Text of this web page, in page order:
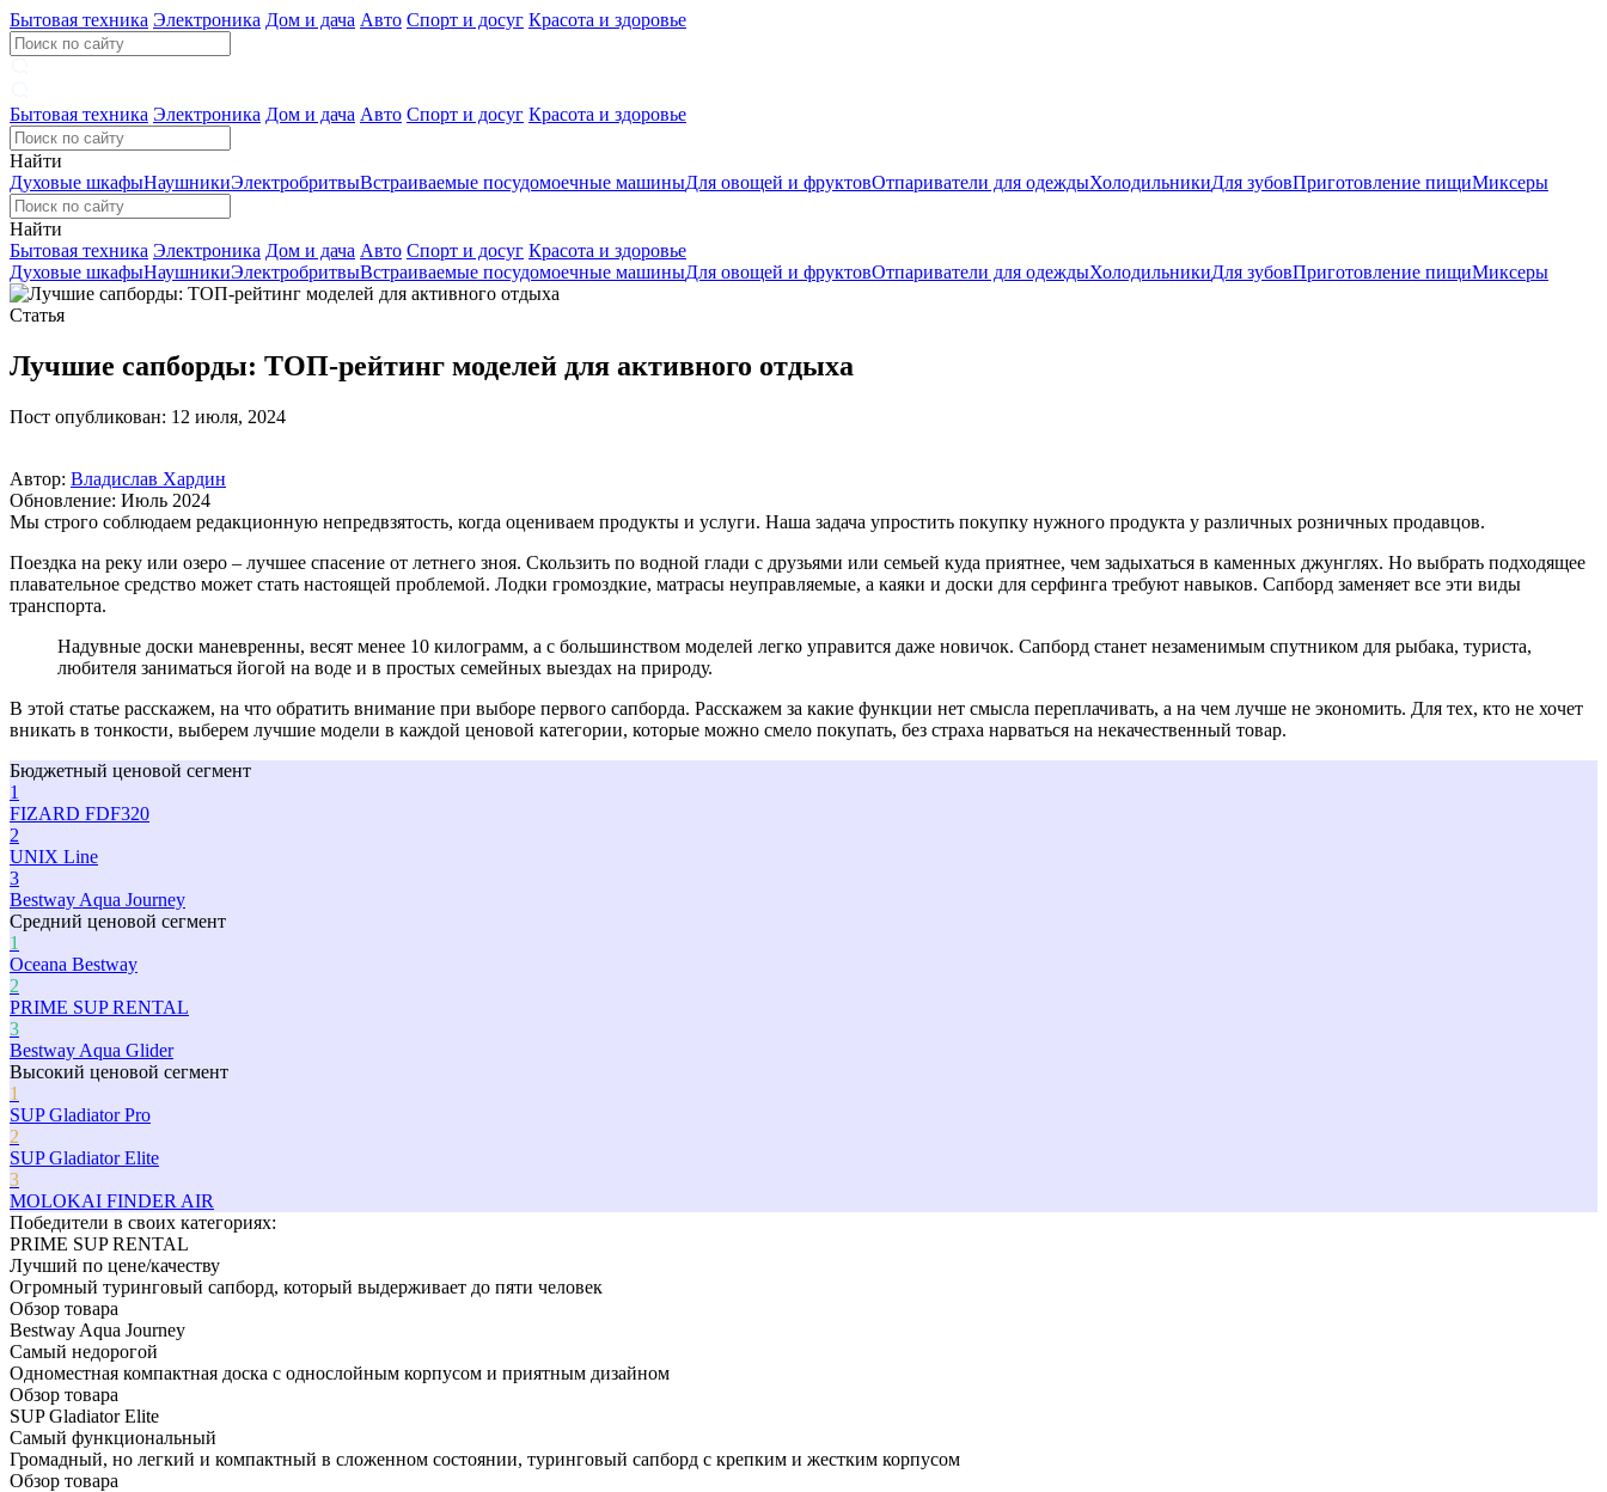
Бытовая техника Электроника Дом и дача Авто Спорт и досуг Красота и здоровье
Бытовая техника Электроника Дом и дача Авто Спорт и досуг Красота и здоровье
Найти
Духовые шкафыНаушникиЭлектробритвыВстраиваемые посудомоечные машиныДля овощей и фруктовОтпариватели для одеждыХолодильникиДля зубовПриготовление пищиМиксеры
Найти
Бытовая техника Электроника Дом и дача Авто Спорт и досуг Красота и здоровье
Духовые шкафыНаушникиЭлектробритвыВстраиваемые посудомоечные машиныДля овощей и фруктовОтпариватели для одеждыХолодильникиДля зубовПриготовление пищиМиксеры
Статья
Лучшие сапборды: ТОП-рейтинг моделей для активного отдыха
Пост опубликован: 12 июля, 2024
Автор: Владислав Хардин
Обновление: Июль 2024
Мы строго соблюдаем редакционную непредвзятость, когда оцениваем продукты и услуги. Наша задача упростить покупку нужного продукта у различных розничных продавцов.
Поездка на реку или озеро – лучшее спасение от летнего зноя. Скользить по водной глади с друзьями или семьей куда приятнее, чем задыхаться в каменных джунглях. Но выбрать подходящее
плавательное средство может стать настоящей проблемой. Лодки громоздкие, матрасы неуправляемые, а каяки и доски для серфинга требуют навыков. Сапборд заменяет все эти виды
транспорта.
Надувные доски маневренны, весят менее 10 килограмм, а с большинством моделей легко управится даже новичок. Сапборд станет незаменимым спутником для рыбака, туриста,
любителя заниматься йогой на воде и в простых семейных выездах на природу.
В этой статье расскажем, на что обратить внимание при выборе первого сапборда. Расскажем за какие функции нет смысла переплачивать, а на чем лучше не экономить. Для тех, кто не хочет
вникать в тонкости, выберем лучшие модели в каждой ценовой категории, которые можно смело покупать, без страха нарваться на некачественный товар.
Бюджетный ценовой сегмент
1
FIZARD FDF320
2
UNIX Line
3
Bestway Aqua Journey
Средний ценовой сегмент
1
Oceana Bestway
2
PRIME SUP RENTAL
3
Bestway Aqua Glider
Высокий ценовой сегмент
1
SUP Gladiator Pro
2
SUP Gladiator Elite
3
MOLOKAI FINDER AIR
Победители в cвоих категориях:
PRIME SUP RENTAL
Лучший по цене/качеству
Огромный туринговый сапборд, который выдерживает до пяти человек
Обзор товара
Bestway Aqua Journey
Самый недорогой
Одноместная компактная доска с однослойным корпусом и приятным дизайном
Обзор товара
SUP Gladiator Elite
Самый функциональный
Громадный, но легкий и компактный в сложенном состоянии, туринговый сапборд с крепким и жестким корпусом
Обзор товара